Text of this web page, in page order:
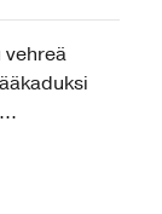
vehreä